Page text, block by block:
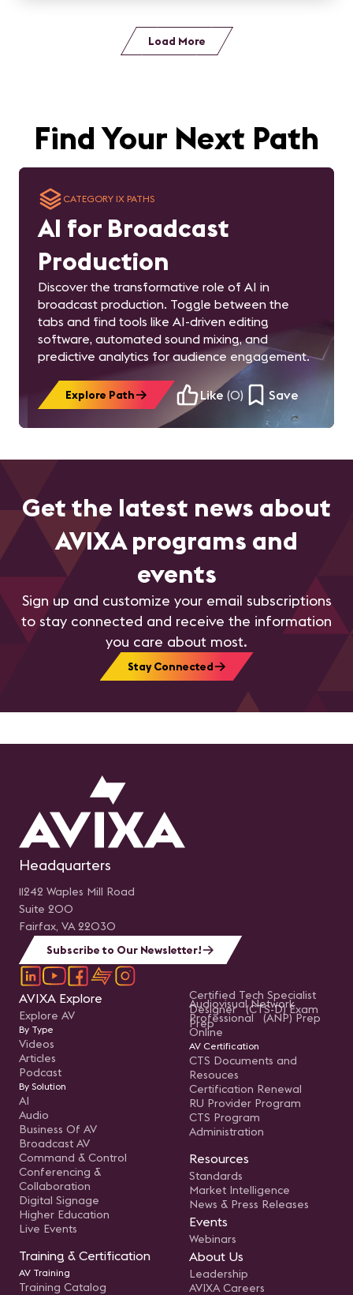
Load More
Find Your Next Path
CATEGORY IX PATHS
AI for Broadcast
Production
Discover the transformative role of AI in
broadcast production. Toggle between the
tabs and find tools like AI-driven editing
software, automated sound mixing, and
predictive analytics for audience engagement.
Explore Path Like (0) Save
Get the latest news about
AVIXA programs and
events
Sign up and customize your email subscriptions
to stay connected and receive the information
you care about most.
Stay Connected
Headquarters
11242 Waples Mill Road
Suite 200
Fairfax, VA 22030
Subscribe to Our Newsletter!
AVIXA Explore
Explore AV
By Type
Videos
Articles
Podcast
By Solution
AI
Audio
Business Of AV
Broadcast AV
Command & Control
Conferencing &
Collaboration
Digital Signage
Higher Education
Live Events
Training & Certification
AV Training
Training Catalog
Certified Tech Specialist
Designer (CTS-D) Exam
Prep
Audiovisual Network
Professional (ANP) Prep
Online
AV Certification
CTS Documents and
Resouces
Certification Renewal
RU Provider Program
CTS Program
Administration
Resources
Standards
Market Intelligence
News & Press Releases
Events
Webinars
About Us
Leadership
AVIXA Careers